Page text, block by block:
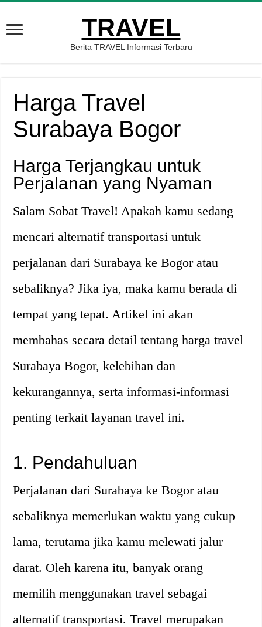
TRAVEL
Berita TRAVEL Informasi Terbaru
Harga Travel
Surabaya Bogor
Harga Terjangkau untuk
Perjalanan yang Nyaman
Salam Sobat Travel! Apakah kamu sedang
mencari alternatif transportasi untuk
perjalanan dari Surabaya ke Bogor atau
sebaliknya? Jika iya, maka kamu berada di
tempat yang tepat. Artikel ini akan
membahas secara detail tentang harga travel
Surabaya Bogor, kelebihan dan
kekurangannya, serta informasi-informasi
penting terkait layanan travel ini.
1. Pendahuluan
Perjalanan dari Surabaya ke Bogor atau
sebaliknya memerlukan waktu yang cukup
lama, terutama jika kamu melewati jalur
darat. Oleh karena itu, banyak orang
memilih menggunakan travel sebagai
alternatif transportasi. Travel merupakan